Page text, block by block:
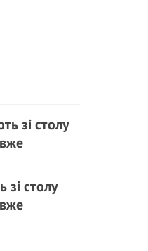
зі столу